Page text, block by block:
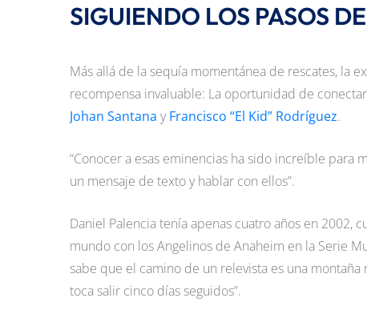
SIGUIENDO LOS PASOS
Más allá de la sequía momentánea de rescates, la
recompensa invaluable: La oportunidad de
Johan Santana yFrancisco “El Kid” Rodríguez.
“Conocer a esas eminencias ha sido increíble para
un mensaje de texto y hablar con ellos”.
Daniel Palencia tenía apenas cuatro años en 2002,
mundo con los Angelinos de Anaheim en la Serie
sabe que el camino de un relevista es una montaña
toca salir cinco días seguidos”.